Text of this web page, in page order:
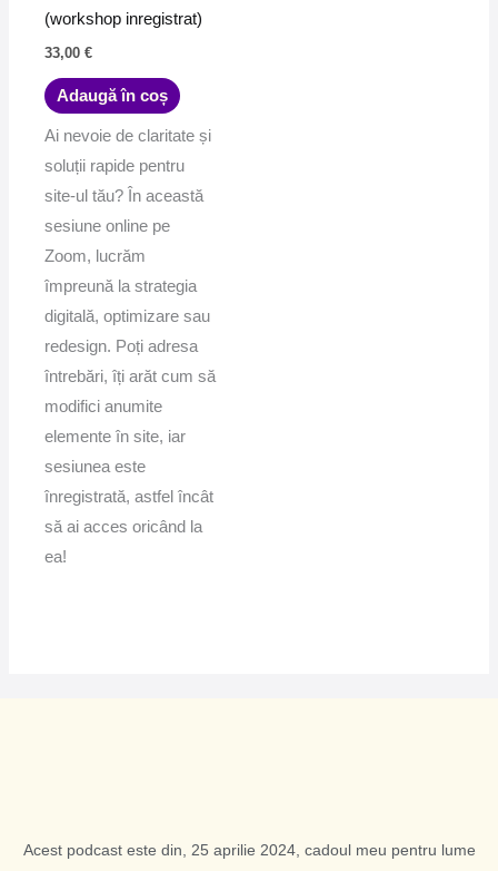
(workshop inregistrat)
33,00 €
Adaugă în coș
Ai nevoie de claritate și
soluții rapide pentru
site-ul tău? În această
sesiune online pe
Zoom, lucrăm
împreună la strategia
digitală, optimizare sau
redesign. Poți adresa
întrebări, îți arăt cum să
modifici anumite
elemente în site, iar
sesiunea este
înregistrată, astfel încât
să ai acces oricând la
ea!
Acest podcast este din, 25 aprilie 2024, cadoul meu pentru lume